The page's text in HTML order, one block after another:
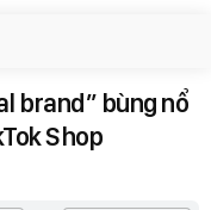
brand” bùng nổ
Shop